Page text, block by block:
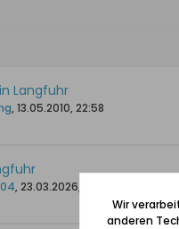
Langfuhr
, 13.05.2010, 22:58
, 23.03.2026, 16:13
Wir
anderen